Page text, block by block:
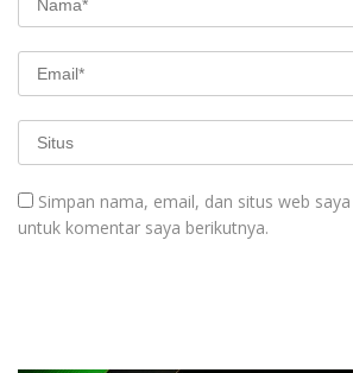
Simpan nama, email, dan situs web
untuk komentar saya berikutnya.